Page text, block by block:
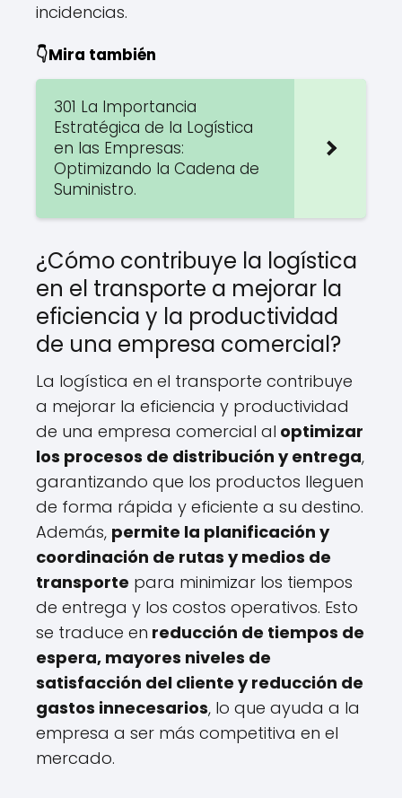
incidencias.
👇Mira también
301 La Importancia
Estratégica de la Logística
en las Empresas:
Optimizando la Cadena de
Suministro.
¿Cómo contribuye la logística
en el transporte a mejorar la
eficiencia y la productividad
de una empresa comercial?
La logística en el transporte contribuye
a mejorar la eficiencia y productividad
de una empresa comercial al optimizar
los procesos de distribución y entrega,
garantizando que los productos lleguen
de forma rápida y eficiente a su destino.
Además, permite la planificación y
coordinación de rutas y medios de
transporte para minimizar los tiempos
de entrega y los costos operativos. Esto
se traduce en reducción de tiempos de
espera, mayores niveles de
satisfacción del cliente y reducción de
gastos innecesarios, lo que ayuda a la
empresa a ser más competitiva en el
mercado.